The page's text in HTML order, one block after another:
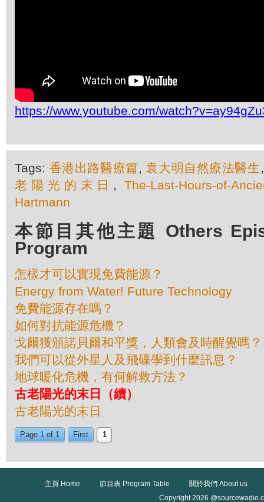
https://www.youtube.com/
Tags: 香港出路醫療篇,袁大明自然療法醫生
老陽光的末日 ,The-Last-Hours-of-
Hartmann
本節目其他主題 Others
Program
怎樣才可以實現免費能源？
Energy from Water! Future Technology
免費能源存在嗎？
如何對抗能源危機？
戈爾獲頒諾貝爾和平獎，人類會及時醒覺嗎？
我們可以從外星人及飛碟學到什麼訊息？
地球暖化危機，有何解救方法？
古老陽光的末日（續）
古老陽光的末日
Page 1 of 1 First 1
主頁 Home 節目表 Program Table
關於我們 About us
Copyright 2026